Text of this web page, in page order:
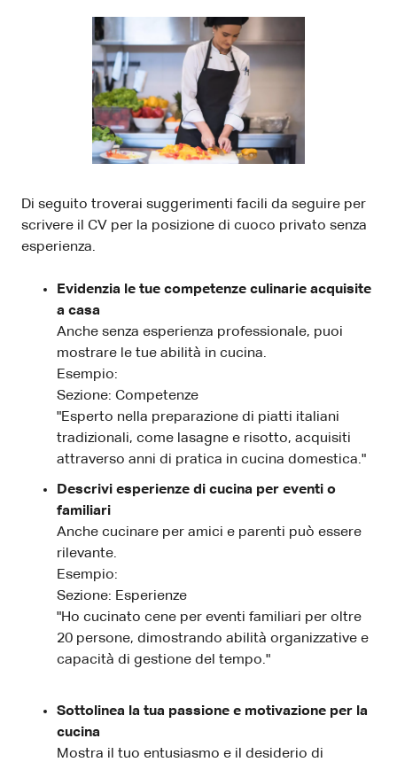
Di seguito troverai suggerimenti facili da seguire per
scrivere il CV per la posizione di cuoco privato senza
esperienza.
Evidenzia le tue competenze culinarie acquisite
a casa
Anche senza esperienza professionale, puoi
mostrare le tue abilità in cucina.
Esempio:
Sezione: Competenze
"Esperto nella preparazione di piatti italiani
tradizionali, come lasagne e risotto, acquisiti
attraverso anni di pratica in cucina domestica."
Descrivi esperienze di cucina per eventi o
familiari
Anche cucinare per amici e parenti può essere
rilevante.
Esempio:
Sezione: Esperienze
"Ho cucinato cene per eventi familiari per oltre
20 persone, dimostrando abilità organizzative e
capacità di gestione del tempo."
Sottolinea la tua passione e motivazione per la
cucina
Mostra il tuo entusiasmo e il desiderio di